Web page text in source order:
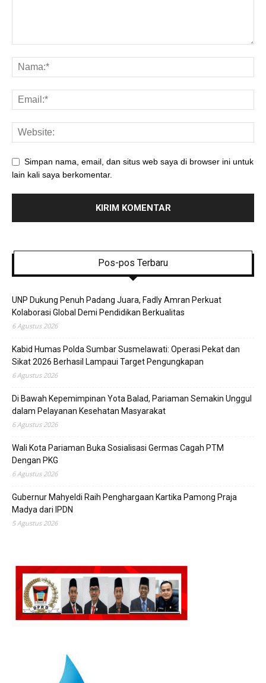
Simpan nama, email, dan situs web saya di browser ini untuk
lain kali saya berkomentar.
Pos-pos Terbaru
UNP Dukung Penuh Padang Juara, Fadly Amran Perkuat
Kolaborasi Global Demi Pendidikan Berkualitas
6 Agustus 2026
Kabid Humas Polda Sumbar Susmelawati: Operasi Pekat dan
Sikat 2026 Berhasil Lampaui Target Pengungkapan
6 Agustus 2026
Di Bawah Kepemimpinan Yota Balad, Pariaman Semakin Unggul
dalam Pelayanan Kesehatan Masyarakat
6 Agustus 2026
Wali Kota Pariaman Buka Sosialisasi Germas Cagah PTM
Dengan PKG
6 Agustus 2026
Gubernur Mahyeldi Raih Penghargaan Kartika Pamong Praja
Madya dari IPDN
5 Agustus 2026